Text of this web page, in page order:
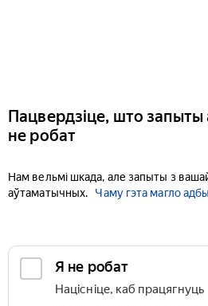
Пацвердзіце, што запыты
не робат
Нам вельмі шкада, але запыты з
аўтаматычных.
Чаму гэта магло
Я не робат
Націсніце, каб працягнуць